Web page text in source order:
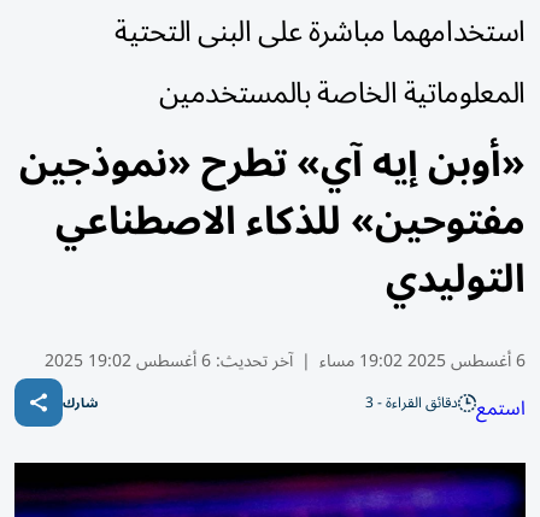
استخدامهما مباشرة على البنى التحتية
المعلوماتية الخاصة بالمستخدمين
«أوبن إيه آي» تطرح «نموذجين
مفتوحين» للذكاء الاصطناعي
التوليدي
6 أغسطس 2025 19:02 مساء | آخر تحديث:6 أغسطس 19:02 2025
استمع دقائق القراءة - 3 شارك